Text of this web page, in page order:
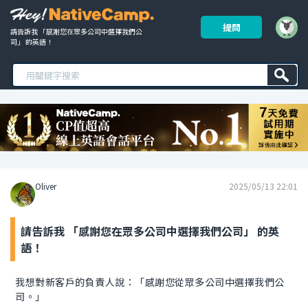
請告訴我 「感謝您在眾多公司中選擇我們公
司」 的英語！
提問
Oliver 2025/05/13 22:01
請告訴我 「感謝您在眾多公司中選擇我們公司」 的英
語！
我想對新客戶的負責人說：「感謝您從眾多公司中選擇我們公
司。」